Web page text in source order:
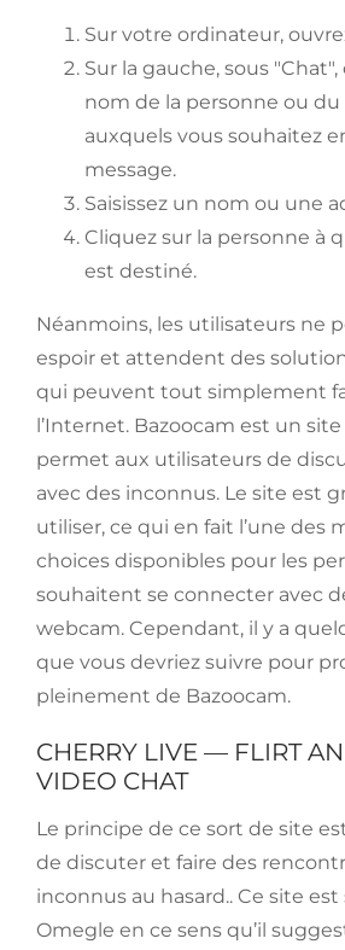
Sur votre ordinateur,
Sur la gauche, sous
nom de la personne ou
auxquels vous souhaitez
message.
Saisissez un nom ou une
Cliquez sur la personne à
est destiné.
Néanmoins, les utilisateurs ne
espoir et attendent des
qui peuvent tout simplement
l’Internet. Bazoocam est un
permet aux utilisateurs de
avec des inconnus. Le site est
utiliser, ce qui en fait l’une des
choices disponibles pour les
souhaitent se connecter avec
webcam. Cependant, il y a
que vous devriez suivre pour
pleinement de Bazoocam.
CHERRY LIVE — FLIRT
VIDEO CHAT
Le principe de ce sort de site
de discuter et faire des
inconnus au hasard.. Ce site est
Omegle en ce sens qu’il